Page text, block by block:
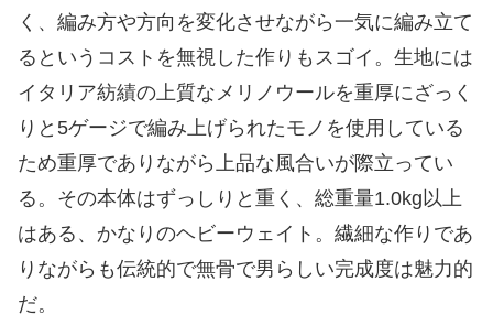
く、編み方や方向を変化させながら一気に編み立て
るというコストを無視した作りもスゴイ。生地には
イタリア紡績の上質なメリノウールを重厚にざっく
りと5ゲージで編み上げられたモノを使用している
ため重厚でありながら上品な風合いが際立ってい
る。その本体はずっしりと重く、総重量1.0kg以上
はある、かなりのヘビーウェイト。繊細な作りであ
りながらも伝統的で無骨で男らしい完成度は魅力的
だ。